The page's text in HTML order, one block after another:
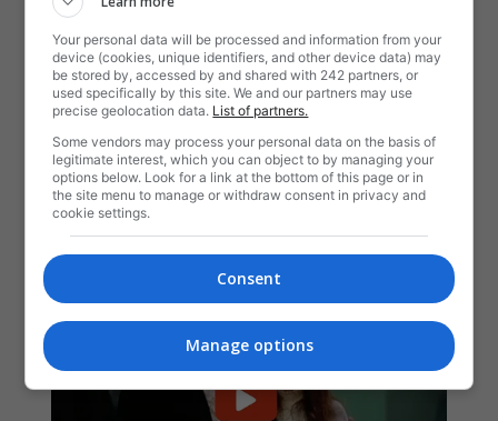
Your personal data will be processed and information from your
device (cookies, unique identifiers, and other device data) may
be stored by, accessed by and shared with 242 partners, or
used specifically by this site. We and our partners may use
precise geolocation data. List of partners.
Some vendors may process your personal data on the basis of
legitimate interest, which you can object to by managing your
options below. Look for a link at the bottom of this page or in
the site menu to manage or withdraw consent in privacy and
cookie settings.
Consent
Manage options